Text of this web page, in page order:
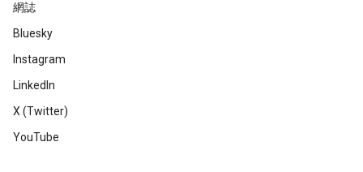
網誌
Bluesky
Instagram
LinkedIn
X (Twitter)
YouTube